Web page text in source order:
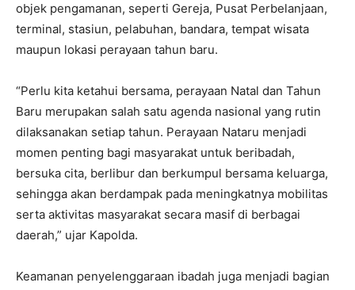
objek pengamanan, seperti Gereja, Pusat Perbelanjaan,
terminal, stasiun, pelabuhan, bandara, tempat wisata
maupun lokasi perayaan tahun baru.
“Perlu kita ketahui bersama, perayaan Natal dan Tahun
Baru merupakan salah satu agenda nasional yang rutin
dilaksanakan setiap tahun. Perayaan Nataru menjadi
momen penting bagi masyarakat untuk beribadah,
bersuka cita, berlibur dan berkumpul bersama keluarga,
sehingga akan berdampak pada meningkatnya mobilitas
serta aktivitas masyarakat secara masif di berbagai
daerah,” ujar Kapolda.
Keamanan penyelenggaraan ibadah juga menjadi bagian